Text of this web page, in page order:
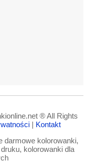
® All Rights
| Kontakt
darmowe kolorowanki,
kolorowanki dla